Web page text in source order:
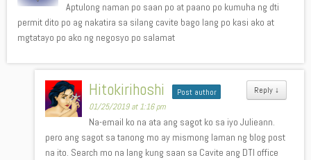
Aptulong naman po saan po at paano po kumuha ng dti
permit dito po ag nakatira sa silang cavite bago lang po kasi ako at
mgtatayo po ako ng negosyo po salamat
Reply ↓
Hitokirihoshi Post author
01/25/2019 at 1:16 pm
Na-email ko na ata ang sagot ko sa iyo Julieann.
pero ang sagot sa tanong mo ay mismong laman ng blog post
na ito. Search mo na lang kung saan sa Cavite ang DTI office